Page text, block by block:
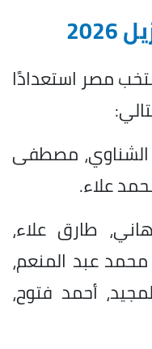
مصر استعدادًا
مصطفى
علاء.
طارق علاء،
عبد المنعم،
أحمد فتوح،